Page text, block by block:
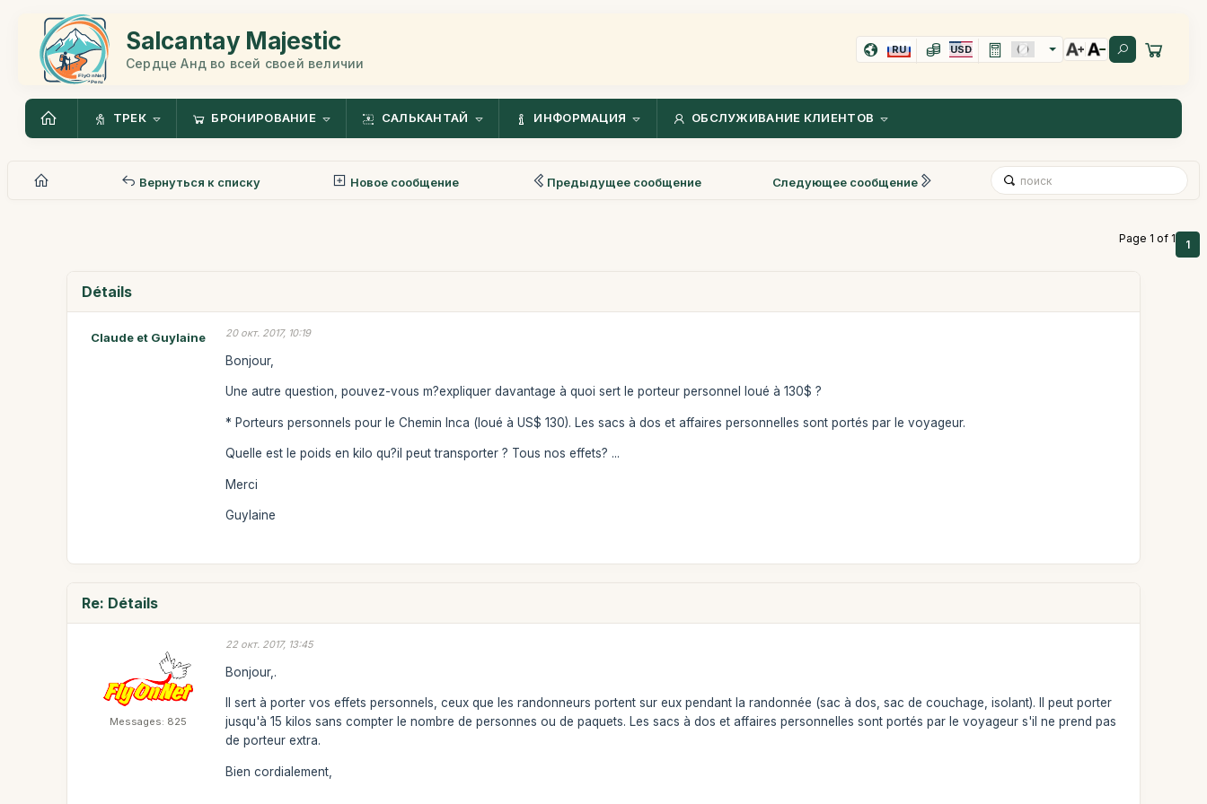
Salcantay Majestic
Сердце Анд во всей своей величии
RU USD
ТРЕК БРОНИРОВАНИЕ САЛЬКАНТАЙ ИНФОРМАЦИЯ ОБСЛУЖИВАНИЕ КЛИЕНТОВ
Вернуться к списку Новое сообщение Предыдущее сообщение Следующее сообщение
Page 1 of 1 1
Détails
Claude et Guylaine 20 окт. 2017, 10:19
Bonjour,
Une autre question, pouvez-vous m?expliquer davantage à quoi sert le porteur personnel loué à 130$ ?
* Porteurs personnels pour le Chemin Inca (loué à US$ 130). Les sacs à dos et affaires personnelles sont portés par le voyageur.
Quelle est le poids en kilo qu?il peut transporter ? Tous nos effets? ...
Merci
Guylaine
Re: Détails
Messages: 825
22 окт. 2017, 13:45
Bonjour,.
Il sert à porter vos effets personnels, ceux que les randonneurs portent sur eux pendant la randonnée (sac à dos, sac de couchage, isolant). Il peut porter
jusqu'à 15 kilos sans compter le nombre de personnes ou de paquets. Les sacs à dos et affaires personnelles sont portés par le voyageur s'il ne prend pas
de porteur extra.
Bien cordialement,